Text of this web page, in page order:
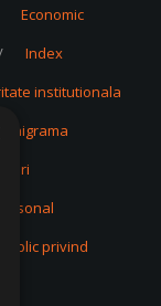
Economic
Index
institutionala
privind